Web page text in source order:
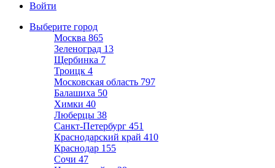
Войти
Выберите город
Москва 865
Зеленоград 13
Щербинка 7
Троицк 4
Московская область 797
Балашиха 50
Химки 40
Люберцы 38
Санкт-Петербург 451
Краснодарский край 410
Краснодар 155
Сочи 47